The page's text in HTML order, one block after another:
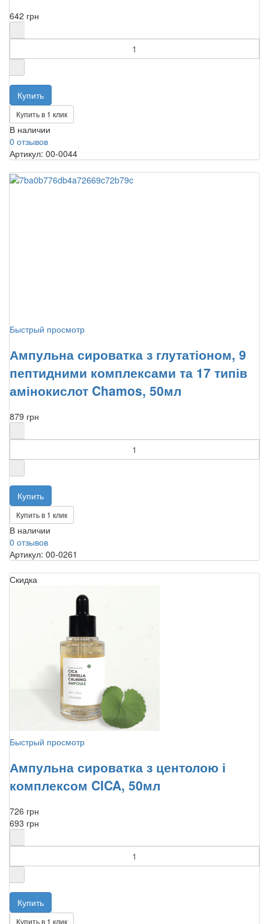
642 грн
Купить в 1 клик
В наличии
0 отзывов
Артикул: 00-0044
Быстрый просмотр
Ампульна сироватка з глутатіоном, 9
пептидними комплексами та 17 типів
амінокислот Chamos, 50мл
879 грн
Купить в 1 клик
В наличии
0 отзывов
Артикул: 00-0261
Скидка
Быстрый просмотр
Ампульна сироватка з центолою і
комплексом CICA, 50мл
726 грн
693 грн
Купить в 1 клик